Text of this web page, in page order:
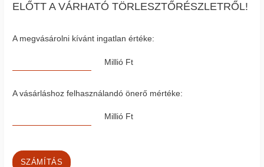
ELŐTT A VÁRHATÓ TÖRLESZTŐRÉSZLETRŐL!
A megvásárolni kívánt ingatlan értéke:
Millió Ft
A vásárláshoz felhasználandó önerő mértéke:
Millió Ft
SZÁMÍTÁS